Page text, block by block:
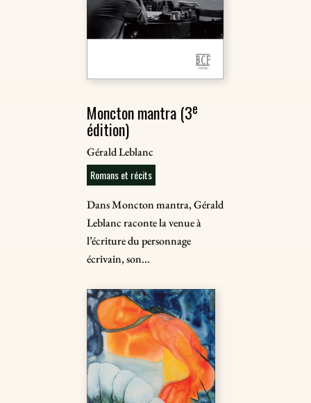
Moncton mantra (3e
édition)
Gérald Leblanc
Romans et récits
Dans Moncton mantra, Gérald
Leblanc raconte la venue à
l’écriture du personnage
écrivain, son...